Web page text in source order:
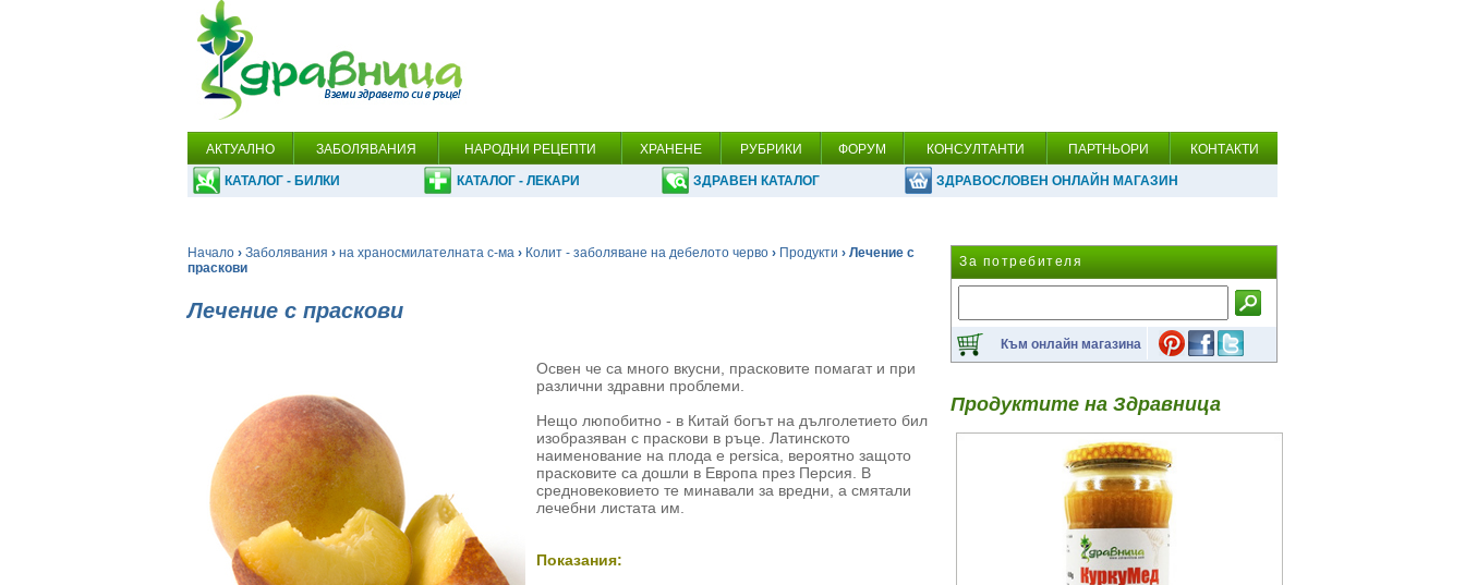
АКТУАЛНО ЗАБОЛЯВАНИЯ НАРОДНИ РЕЦЕПТИ ХРАНЕНЕ РУБРИКИ ФОРУМ КОНСУЛТАНТИ ПАРТНЬОРИ КОНТАКТИ
КАТАЛОГ - БИЛКИ КАТАЛОГ - ЛЕКАРИ ЗДРАВЕН КАТАЛОГ ЗДРАВОСЛОВЕН ОНЛАЙН МАГАЗИН
Начало › Заболявания › на храносмилателната с-ма › Колит - заболяване на дебелото черво › Продукти › Лечение с
праскови
Лечение с праскови
Освен че са много вкусни, прасковите помагат и при
различни здравни проблеми.
Нещо люпобитно - в Китай богът на дълголетието бил
изобразяван с праскови в ръце. Латинското
наименование на плода е persica, вероятно защото
прасковите са дошли в Европа през Персия. В
средновековието те минавали за вредни, а смятали
лечебни листата им.
Показания:
За потребителя
Към онлайн магазина
Продуктите на Здравница